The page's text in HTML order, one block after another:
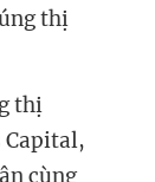
thị
thị
Capital,
cùng